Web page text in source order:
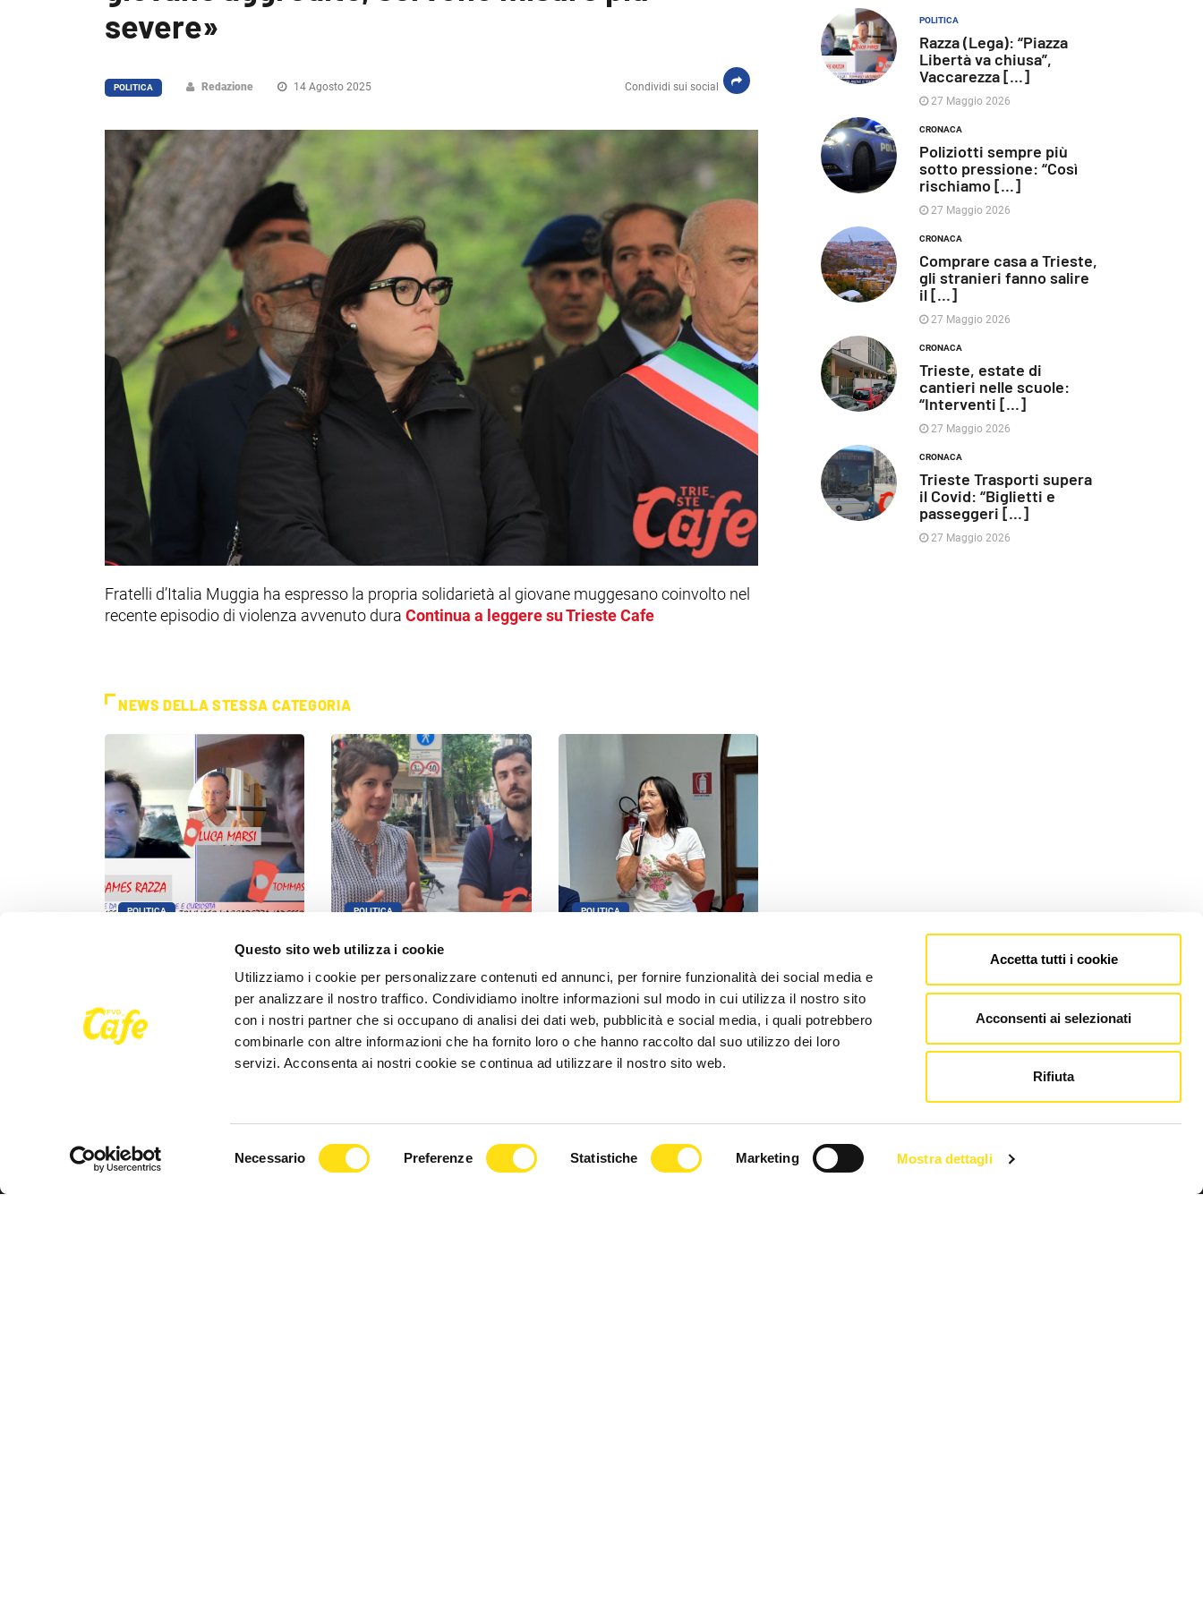
Questo sito web utilizza i cookie
Utilizziamo i cookie per personalizzare contenuti ed annunci, per fornire funzionalità dei social media e
per analizzare il nostro traffico. Condividiamo inoltre informazioni sul modo in cui utilizza il nostro sito
con i nostri partner che si occupano di analisi dei dati web, pubblicità e social media, i quali potrebbero
combinarle con altre informazioni che ha fornito loro o che hanno raccolto dal suo utilizzo dei loro
servizi. Acconsenta ai nostri cookie se continua ad utilizzare il nostro sito web.
Necessario Preferenze Statistiche Marketing Mostra dettagli
Accetta tutti i cookie
Acconsenti ai selezionati
Rifiuta
severe»
Condividi sui social
POLITICA Redazione 14 Agosto 2025
Fratelli d’Italia Muggia ha espresso la propria solidarietà al giovane muggesano coinvolto nel
recente episodio di violenza avvenuto dura Continua a leggere su Trieste Cafe
NEWS DELLA STESSA CATEGORIA
POLITICA
Razza (Lega): “Piazza Libertà
va chiusa”, Vaccarezza
(Adesso Trieste): [...]
27 Maggio 2026
POLITICA
Aggressione al ricordo Grilz,
l'opposizione attacca: "La
maggioranza scappa dal [...]
27 Maggio 2026
POLITICA
Cisint a Gorizia per un evento
dedicato alla [...]
27 Maggio 2026
POLITICA
Razza (Lega): “Piazza
Libertà va chiusa”,
Vaccarezza [...]
27 Maggio 2026
CRONACA
Poliziotti sempre più
sotto pressione: “Così
rischiamo [...]
27 Maggio 2026
CRONACA
Comprare casa a Trieste,
gli stranieri fanno salire
il [...]
27 Maggio 2026
CRONACA
Trieste, estate di
cantieri nelle scuole:
“Interventi [...]
27 Maggio 2026
CRONACA
Trieste Trasporti supera
il Covid: “Biglietti e
passeggeri [...]
27 Maggio 2026
Seguici su